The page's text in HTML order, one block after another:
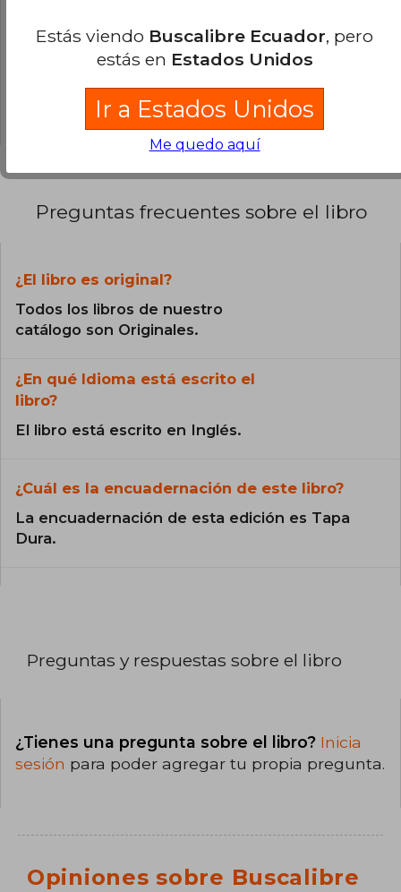
0% (0)
0% (0)
Preguntas frecuentes sobre el libro
¿El libro es original?
Todos los libros de nuestro
catálogo son Originales.
¿En qué Idioma está escrito el
libro?
El libro está escrito en Inglés.
¿Cuál es la encuadernación de este libro?
La encuadernación de esta edición es Tapa
Dura.
Preguntas y respuestas sobre el libro
¿Tienes una pregunta sobre el libro? Inicia
sesión para poder agregar tu propia pregunta.
Opiniones sobre Buscalibre
Estás viendo Buscalibre Ecuador, pero
estás en Estados Unidos
Ir a Estados Unidos
Me quedo aquí